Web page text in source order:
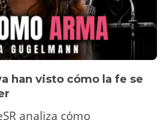
han visto cómo la fe se
analiza cómo